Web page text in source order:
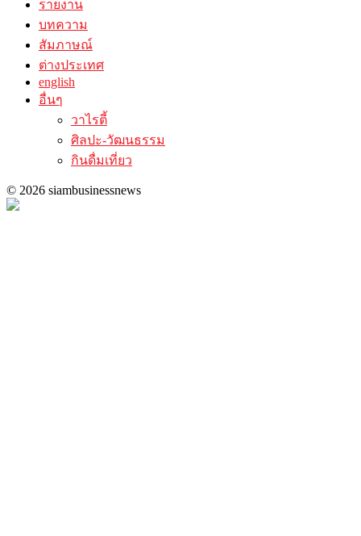
รายงาน
บทความ
สัมภาษณ์
ต่างประเทศ
english
อื่นๆ
วาไรตี้
ศิลปะ-วัฒนธรรม
กินดื่มเที่ยว
© 2026 siambusinessnews